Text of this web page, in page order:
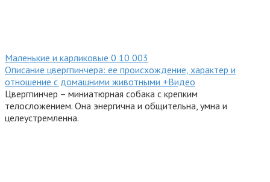
Маленькие и карликовые 0 10 003
Описание цвергпинчера: ее происхождение, характер и
отношение с домашними животными +Видео
Цвергпинчер – миниатюрная собака с крепким
телосложением. Она энергична и общительна, умна и
целеустремленна.